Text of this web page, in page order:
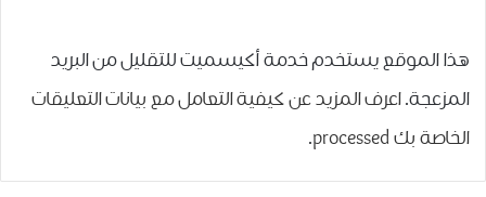
هذا الموقع يستخدم خدمة أكيسميت للتقليل من البريد
المزعجة.اعرف المزيد عن كيفية التعامل مع بيانات التعليقات
الخاصة بك processed
.